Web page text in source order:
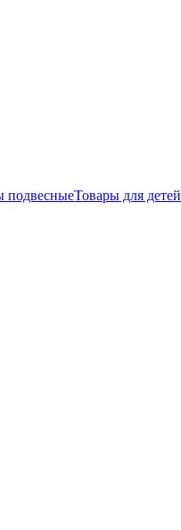
подвесныеТовары для детей